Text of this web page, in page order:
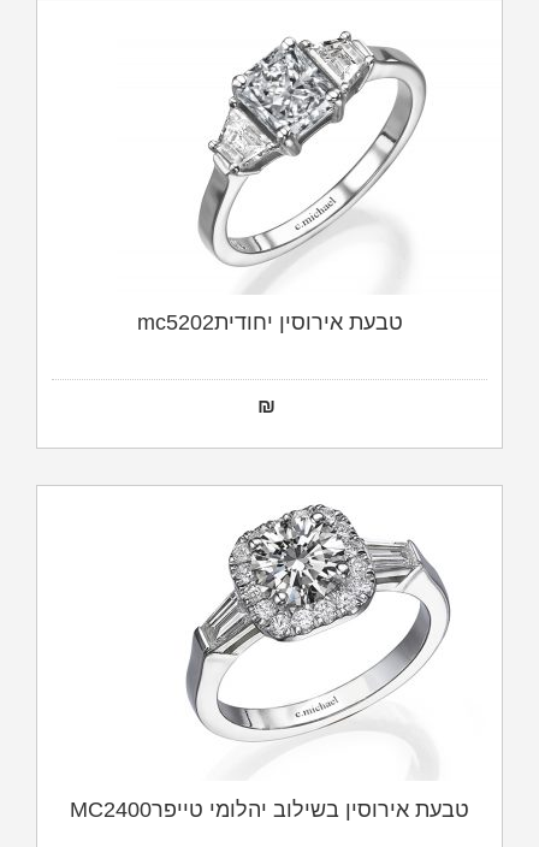
טבעת אירוסין יחודיתmc5202
₪
טבעת אירוסין בשילוב יהלומי טייפרMC2400